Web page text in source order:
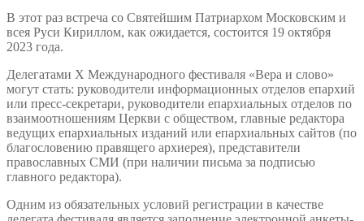
В этот раз встреча со Святейшим Патриархом Московским и
всея Руси Кириллом, как ожидается, состоится 19 октября
2023 года.
Делегатами X Международного фестиваля «Вера и слово»
могут стать: руководители информационных отделов епархий
или пресс-секретари, руководители епархиальных отделов по
взаимоотношениям Церкви с обществом, главные редактора
ведущих епархиальных изданий или епархиальных сайтов (по
благословению правящего архиерея), представители
православных СМИ (при наличии письма за подписью
главного редактора).
Одним из обязательных условий регистрации в качестве